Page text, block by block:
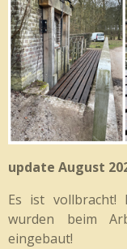
update August
Es ist vollbracht!
wurden beim
eingebaut!